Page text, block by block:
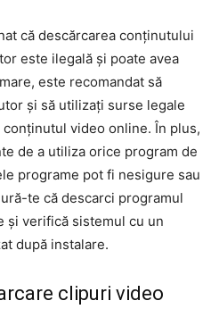
că descărcarea conținutului
este ilegală și poate avea
este recomandat să
și să utilizați surse legale
video online. În plus,
de a utiliza orice program de
programe pot fi nesigure sau
te că descarci programul
și verifică sistemul cu un
după instalare.
clipuri video